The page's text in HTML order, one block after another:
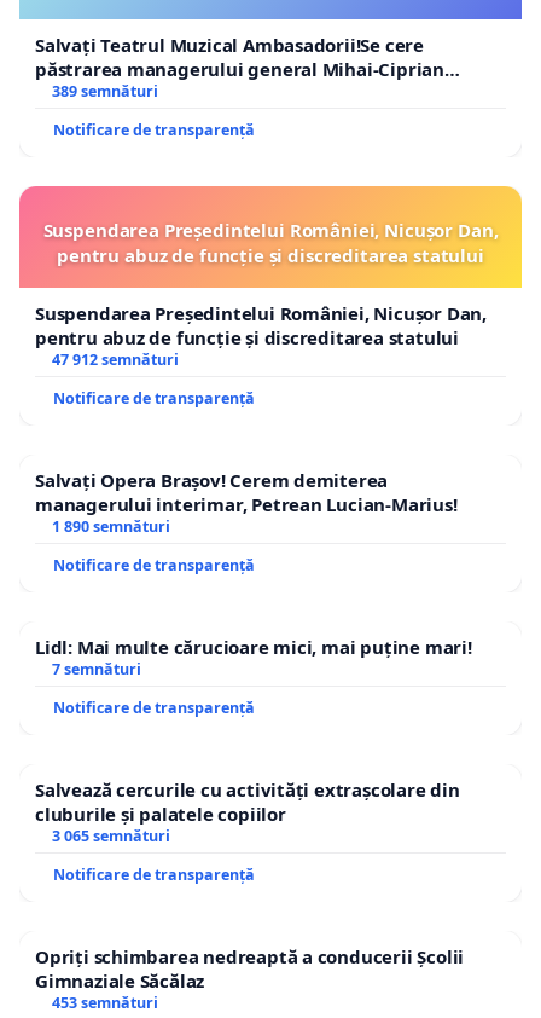
Salvați Teatrul Muzical Ambasadorii!Se cere
păstrarea managerului general Mihai-Ciprian
ROGOJAN
389 semnături
Notificare de transparență
Suspendarea Președintelui României, Nicușor Dan,
pentru abuz de funcție și discreditarea statului
Suspendarea Președintelui României, Nicușor Dan,
pentru abuz de funcție și discreditarea statului
47 912 semnături
Notificare de transparență
Salvați Opera Brașov! Cerem demiterea
managerului interimar, Petrean Lucian-Marius!
1 890 semnături
Notificare de transparență
Lidl: Mai multe cărucioare mici, mai puține mari!
7 semnături
Notificare de transparență
Salvează cercurile cu activități extrașcolare din
cluburile și palatele copiilor
3 065 semnături
Notificare de transparență
Opriți schimbarea nedreaptă a conducerii Școlii
Gimnaziale Săcălaz
453 semnături